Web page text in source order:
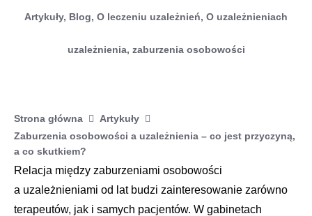
Artykuły, Blog, O leczeniu uzależnień, O uzależnieniach
uzależnienia, zaburzenia osobowości
Strona główna
Artykuły
Zaburzenia osobowości a uzależnienia – co jest przyczyną,
a co skutkiem?
Relacja między zaburzeniami osobowości
a uzależnieniami od lat budzi zainteresowanie zarówno
terapeutów, jak i samych pacjentów. W gabinetach